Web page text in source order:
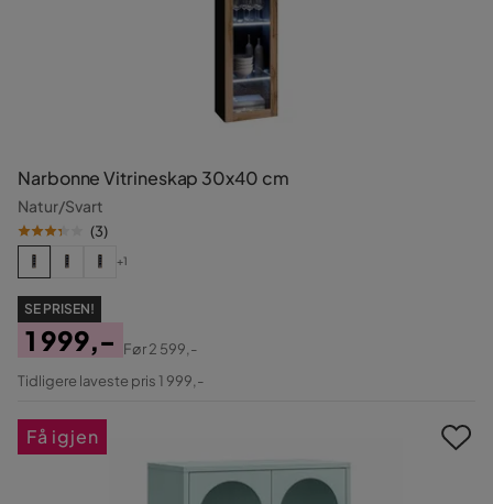
Narbonne Vitrineskap 30x40 cm
Natur/Svart
(3)
+1
SE PRISEN!
Pris
1 999,-
Original
Før2 599,-
Tidligere laveste pris 1 999,-
Få igjen